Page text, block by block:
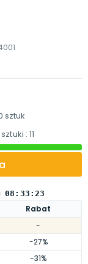
Rabat
-
-27%
-31%
sztuk
: 11
08 : 33 :22